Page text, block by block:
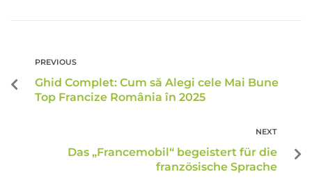
PREVIOUS
Ghid Complet: Cum să Alegi cele Mai Bune
Top Francize România în 2025
NEXT
Das „Francemobil“ begeistert für die
französische Sprache